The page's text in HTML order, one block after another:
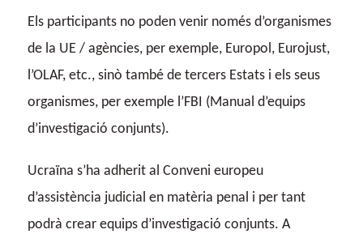
Els participants no poden venir només d’organismes
de la UE / agències, per exemple, Europol, Eurojust,
l’OLAF, etc., sinò també de tercers Estats i els seus
organismes, per exemple l’FBI (Manual d’equips
d’investigació conjunts).
Ucraïna s’ha adherit al Conveni europeu
d’assistència judicial en matèria penal i per tant
podrà crear equips d’investigació conjunts. A